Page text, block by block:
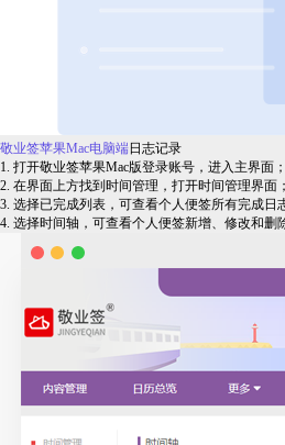
敬业签苹果Mac电脑端日志记录
1. 打开敬业签苹果Mac版登录账号，进入主界面；
2. 在界面上方找到时间管理，打开时间管理界面；
3. 选择已完成列表，可查看个人便签所有完成日
4. 选择时间轴，可查看个人便签新增、修改和删